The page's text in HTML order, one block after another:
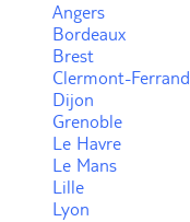
Angers
Bordeaux
Brest
Clermont-Ferrand
Dijon
Grenoble
Le Havre
Le Mans
Lille
Lyon